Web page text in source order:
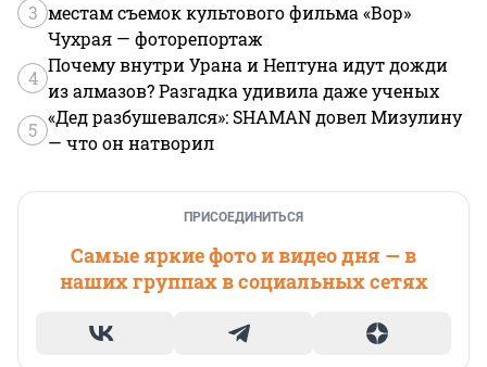
3 местам съемок культового фильма «Вор»
Чухрая — фоторепортаж
4
Почему внутри Урана и Нептуна идут дожди
из алмазов? Разгадка удивила даже ученых
5
«Дед разбушевался»: SHAMAN довел Мизулину
— что он натворил
ПРИСОЕДИНИТЬСЯ
Самые яркие фото и видео дня — в
наших группах в социальных сетях